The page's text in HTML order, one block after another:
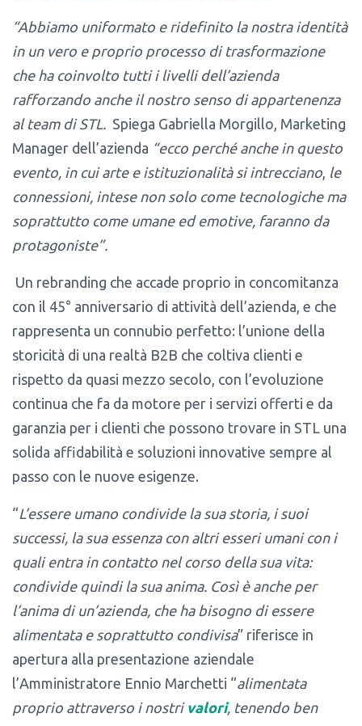
“Abbiamo uniformato e ridefinito la nostra identità
in un vero e proprio processo di trasformazione
che ha coinvolto tutti i livelli dell’azienda
rafforzando anche il nostro senso di appartenenza
al team di STL.
Spiega Gabriella Morgillo, Marketing
Manager dell’azienda “ecco perché anche in questo
evento, in cui arte e istituzionalità si intrecciano le
connessioni, intese non solo come tecnologiche ma
soprattutto come umane ed emotive, faranno da
protagoniste”.
Un rebranding che accade proprio in concomitanza
con il 45° anniversario di attività dell’azienda, e che
rappresenta un connubio perfetto: l’unione della
storicità di una realtà B2B che coltiva clienti e
rispetto da quasi mezzo secolo, con l’evoluzione
continua che fa da motore per i servizi offerti e da
garanzia per i clienti che possono trovare in STL una
solida affidabilità e soluzioni innovative sempre al
passo con le nuove esigenze.
“L’essere umano condivide la sua storia, i suoi
successi, la sua essenza con altri esseri umani con i
quali entra in contatto nel corso della sua vita:
condivide quindi la sua anima. Così è anche per
l’anima di un’azienda, che ha bisogno di essere
alimentata e soprattutto condivisa” riferisce in
apertura alla presentazione aziendale
l’Amministratore Ennio Marchetti “alimentata
proprio attraverso i nostri valori, tenendo ben